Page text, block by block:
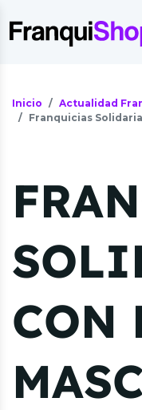
Inicio
Actualidad
Franquicias
CON